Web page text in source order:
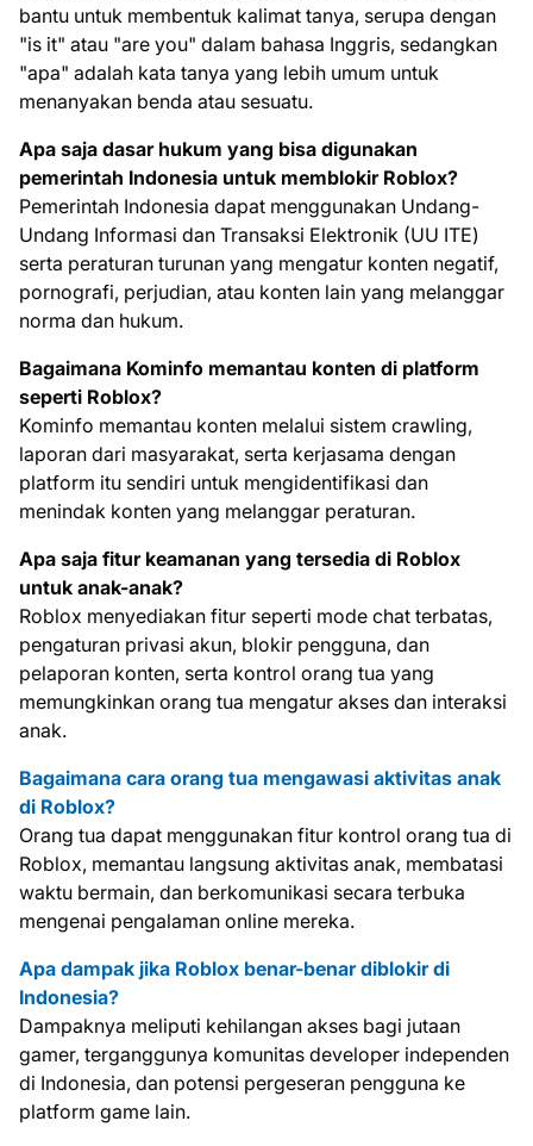
bantu untuk membentuk kalimat tanya, serupa dengan
"is it" atau "are you" dalam bahasa Inggris, sedangkan
"apa" adalah kata tanya yang lebih umum untuk
menanyakan benda atau sesuatu.
Apa saja dasar hukum yang bisa digunakan
pemerintah Indonesia untuk memblokir Roblox?
Pemerintah Indonesia dapat menggunakan Undang-
Undang Informasi dan Transaksi Elektronik (UU ITE)
serta peraturan turunan yang mengatur konten negatif,
pornografi, perjudian, atau konten lain yang melanggar
norma dan hukum.
Bagaimana Kominfo memantau konten di platform
seperti Roblox?
Kominfo memantau konten melalui sistem crawling,
laporan dari masyarakat, serta kerjasama dengan
platform itu sendiri untuk mengidentifikasi dan
menindak konten yang melanggar peraturan.
Apa saja fitur keamanan yang tersedia di Roblox
untuk anak-anak?
Roblox menyediakan fitur seperti mode chat terbatas,
pengaturan privasi akun, blokir pengguna, dan
pelaporan konten, serta kontrol orang tua yang
memungkinkan orang tua mengatur akses dan interaksi
anak.
Bagaimana cara orang tua mengawasi aktivitas anak
di Roblox?
Orang tua dapat menggunakan fitur kontrol orang tua di
Roblox, memantau langsung aktivitas anak, membatasi
waktu bermain, dan berkomunikasi secara terbuka
mengenai pengalaman online mereka.
Apa dampak jika Roblox benar-benar diblokir di
Indonesia?
Dampaknya meliputi kehilangan akses bagi jutaan
gamer, terganggunya komunitas developer independen
di Indonesia, dan potensi pergeseran pengguna ke
platform game lain.